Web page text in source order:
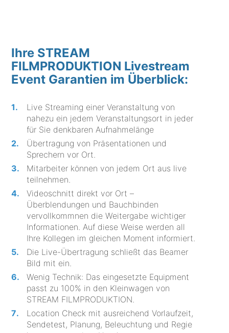
Ihre STREAM
FILMPRODUKTION Livestream
Event Garantien im Überblick:
Live Streaming einer Veranstaltung von
nahezu ein jedem Veranstaltungsort in jeder
für Sie denkbaren Aufnahmelänge
Übertragung von Präsentationen und
Sprechern vor Ort.
Mitarbeiter können von jedem Ort aus live
teilnehmen.
Videoschnitt direkt vor Ort –
Überblendungen und Bauchbinden
vervollkommnen die Weitergabe wichtiger
Informationen. Auf diese Weise werden all
Ihre Kollegen im gleichen Moment informiert.
Die Live-Übertragung schließt das Beamer
Bild mit ein.
Wenig Technik: Das eingesetzte Equipment
passt zu 100% in den Kleinwagen von
STREAM FILMPRODUKTION.
Location Check mit ausreichend Vorlaufzeit,
Sendetest, Planung, Beleuchtung und Regie